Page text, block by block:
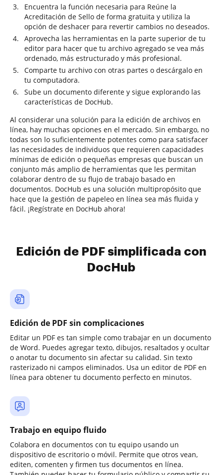
Encuentra la función necesaria para Reúne la
Acreditación de Sello de forma gratuita y utiliza la
opción de deshacer para revertir cambios no deseados.
Aprovecha las herramientas en la parte superior de tu
editor para hacer que tu archivo agregado se vea más
ordenado, más estructurado y más profesional.
Comparte tu archivo con otras partes o descárgalo en
tu computadora.
Sube un documento diferente y sigue explorando las
características de DocHub.
Al considerar una solución para la edición de archivos en
línea, hay muchas opciones en el mercado. Sin embargo, no
todas son lo suficientemente potentes como para satisfacer
las necesidades de individuos que requieren capacidades
mínimas de edición o pequeñas empresas que buscan un
conjunto más amplio de herramientas que les permitan
colaborar dentro de su flujo de trabajo basado en
documentos. DocHub es una solución multipropósito que
hace que la gestión de papeleo en línea sea más fluida y
fácil. ¡Regístrate en DocHub ahora!
Edición de PDF simplificada con
DocHub
Edición de PDF sin complicaciones
Editar un PDF es tan simple como trabajar en un documento
de Word. Puedes agregar texto, dibujos, resaltados y ocultar
o anotar tu documento sin afectar su calidad. Sin texto
rasterizado ni campos eliminados. Usa un editor de PDF en
línea para obtener tu documento perfecto en minutos.
Trabajo en equipo fluido
Colabora en documentos con tu equipo usando un
dispositivo de escritorio o móvil. Permite que otros vean,
editen, comenten y firmen tus documentos en línea.